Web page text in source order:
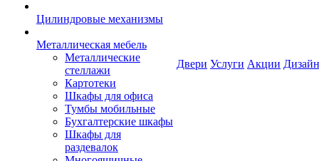
Цилиндровые механизмы
Металлическая мебель
Металлические
стеллажи
Картотеки
Шкафы для офиса
Тумбы мобильные
Бухгалтерские шкафы
Шкафы для
раздевалок
Двери Услуги Акции